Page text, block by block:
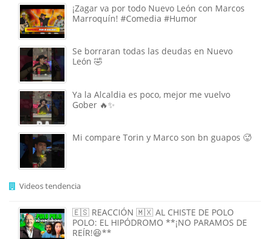
¡Zagar va por todo Nuevo León con Marcos
Marroquín! #Comedia #Humor
Se borraran todas las deudas en Nuevo
León 🤣
Ya la Alcaldia es poco, mejor me vuelvo
Gober 🔥✨
Mi compare Torin y Marco son bn guapos 🥵
Videos tendencia
🇪🇸 REACCIÓN 🇲🇽 AL CHISTE DE POLO
POLO: EL HIPÓDROMO **¡NO PARAMOS DE
REÍR!😆**